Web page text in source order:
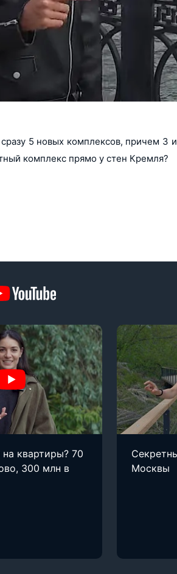
5 новых комплексов, причем 3
комплекс прямо у стен Кремля?
квартиры? 70
300 млн в
Москвы